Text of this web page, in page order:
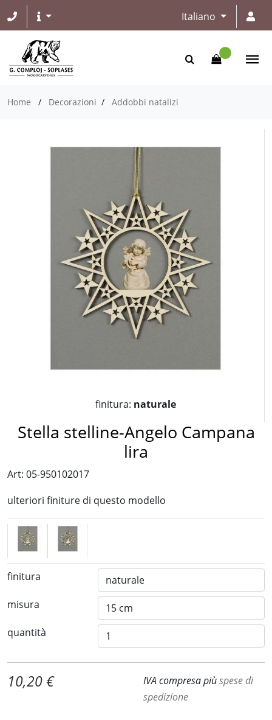
Italiano
Home / Decorazioni / Addobbi natalizi
finitura: naturale
Stella stelline-Angelo Campana
lira
Art: 05-950102017
ulteriori finiture di questo modello
finitura
misura
quantità
10,20 € IVA compresa piùspese di
spedizione